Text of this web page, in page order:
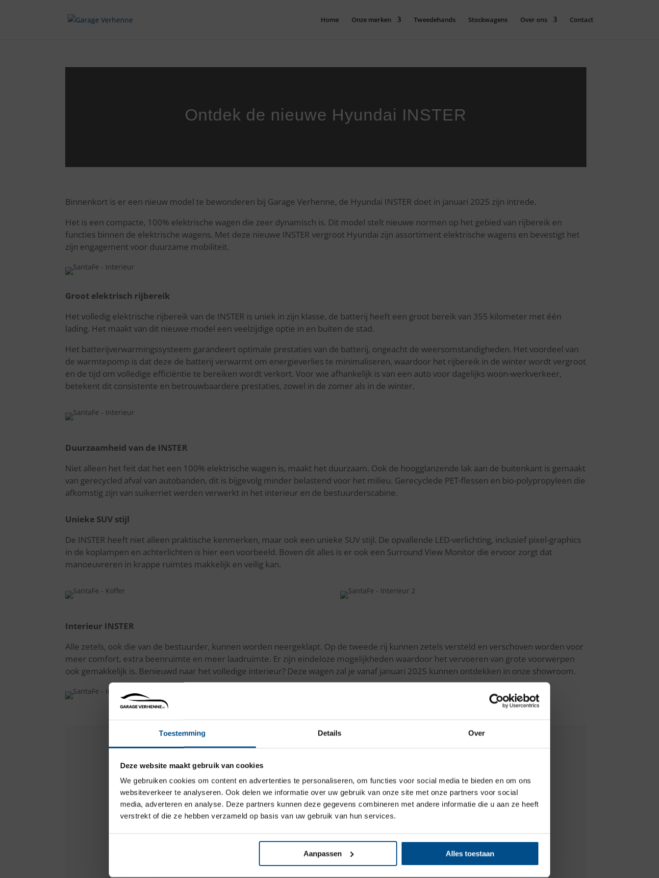
Toestemming Details Over
Deze website maakt gebruik van cookies
We gebruiken cookies om content en advertenties te personaliseren, om functies voor social media te bieden en om ons
websiteverkeer te analyseren. Ook delen we informatie over uw gebruik van onze site met onze partners voor social
media, adverteren en analyse. Deze partners kunnen deze gegevens combineren met andere informatie die u aan ze heeft
verstrekt of die ze hebben verzameld op basis van uw gebruik van hun services.
Aanpassen Alles toestaan
Home Onze merken Tweedehands Stockwagens Over ons Contact
Ontdek de nieuwe Hyundai INSTER
Binnenkort is er een nieuw model te bewonderen bij Garage Verhenne, de Hyundai INSTER doet in januari 2025 zijn intrede.
Het is een compacte, 100% elektrische wagen die zeer dynamisch is. Dit model stelt nieuwe normen op het gebied van rijbereik en
functies binnen de elektrische wagens. Met deze nieuwe INSTER vergroot Hyundai zijn assortiment elektrische wagens en bevestigt het
zijn engagement voor duurzame mobiliteit.
Groot elektrisch rijbereik
Het volledig elektrische rijbereik van de INSTER is uniek in zijn klasse, ​de batterij heeft een groot bereik van 355 kilometer met één
lading. Het maakt van dit nieuwe model een veelzijdige optie in en buiten de stad.
Het batterijverwarmingssysteem garandeert optimale prestaties van de batterij, ongeacht de weersomstandigheden. Het voordeel van
de warmtepomp is dat deze de batterij verwarmt om energieverlies te minimaliseren, waardoor het rijbereik in de winter wordt vergroot
en de tijd om volledige efficiëntie te bereiken wordt verkort. Voor wie afhankelijk is van een auto voor dagelijks woon-werkverkeer,
betekent dit consistente en betrouwbaardere prestaties, zowel in de zomer als in de winter.
Duurzaamheid van de INSTER
Niet alleen het feit dat het een 100% elektrische wagen is, maakt het duurzaam. Ook de hoogglanzende lak aan de buitenkant is gemaakt
van gerecycled afval van autobanden, dit is bijgevolg minder belastend voor het milieu. Gerecyclede PET-flessen en bio-polypropyleen die
afkomstig zijn van suikerriet werden verwerkt in het interieur en de bestuurderscabine.
Unieke SUV stijl
De INSTER heeft niet alleen praktische kenmerken, maar ook een unieke SUV stijl. De opvallende LED-verlichting, inclusief pixel-graphics
in de koplampen en achterlichten is hier een voorbeeld. Boven dit alles is er ook een Surround View Monitor die ervoor zorgt dat
manoeuvreren in krappe ruimtes makkelijk en veilig kan.
Interieur INSTER
Alle zetels, ook die van de bestuurder, kunnen worden neergeklapt. Op de tweede rij kunnen zetels versteld en verschoven worden voor
meer comfort, extra beenruimte en meer laadruimte. Er zijn eindeloze mogelijkheden waardoor het vervoeren van grote voorwerpen
ook gemakkelijk is. Benieuwd naar het volledige interieur? Deze wagen zal je vanaf januari 2025 kunnen ontdekken in onze showroom.
Lees hier enkele andere nieuwsberichten!
Wij gaan er even tussenuit
Bijdringende depannages Hyundai03/253 62 42.
Vooralle andere merken: gelieve jullie bijstandsverzekering te
contacteren.
×